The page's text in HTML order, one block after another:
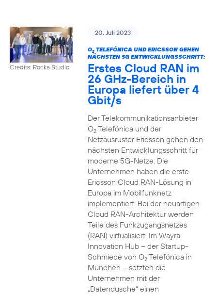
Credits: Rocka Studio
20. Juli 2023
O2TELEFÓNICA UND ERICSSON GEHEN
NÄCHSTEN 5G ENTWICKLUNGSSCHRITT:
Erstes Cloud RAN im
26 GHz-Bereich in
Europa liefert über 4
Gbit/s
Der Telekommunikationsanbieter
O2Telefónica und der
Netzausrüster Ericsson gehen den
nächsten Entwicklungsschritt für
moderne 5G-Netze: Die
Unternehmen haben die erste
Ericsson Cloud RAN-Lösung in
Europa im Mobilfunknetz
implementiert. Bei der neuartigen
Cloud RAN-Architektur werden
Teile des Funkzugangsnetzes
(RAN) virtualisiert. Im Wayra
Innovation Hub – der Startup-
Schmiede von O2Telefónica in
München – setzten die
Unternehmen mit der
„Datendusche“ einen